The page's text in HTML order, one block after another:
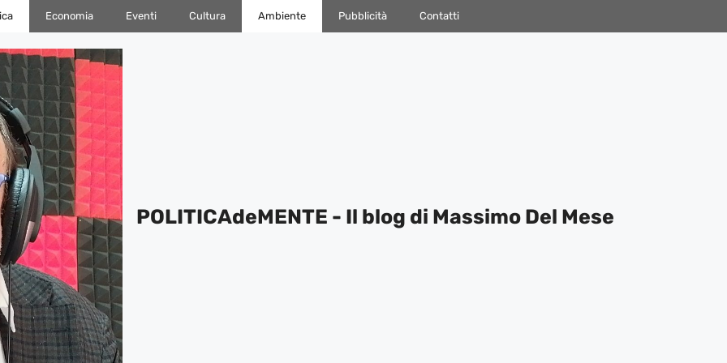
Economia Eventi Cultura Ambiente Pubblicità Contatti
POLITICAdeMENTE - Il blog di Massimo Del Mese